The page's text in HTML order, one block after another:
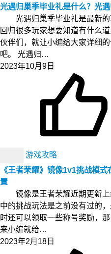
光遇归巢季毕业礼是什么？光
光遇归巢季毕业礼是最新的
回归很多玩家想要知道有什么
伙伴们，就让小编给大家详细
吧。 光遇归…
2023年10月9日
游戏攻略
《王者荣耀》镜像1v1挑战模
置
镜像是王者荣耀近期更新上
中的挑战玩法是之前没有过的
时还可以领取一些称号奖励，
来小编就给…
2023年2月18日